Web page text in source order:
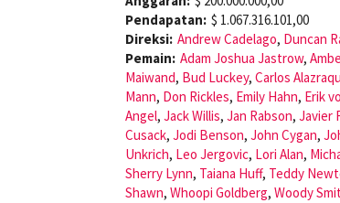
Pendapatan: $ 1.067.316.101,00
Direksi: Andrew Cadelago, Duncan
Pemain: Adam Joshua Jastrow,
Maiwand, Bud Luckey, Carlos
Mann, Don Rickles, Emily Hahn, Erik
Angel, Jack Willis, Jan Rabson, Javier
Cusack, Jodi Benson, John Cygan,
Unkrich, Leo Jergovic, Lori Alan,
Sherry Lynn, Taiana Huff, Teddy
Shawn, Whoopi Goldberg, Woody